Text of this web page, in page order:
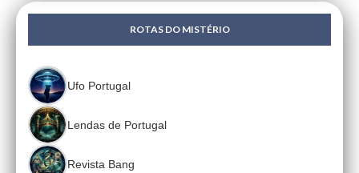
ROTAS DO MISTÉRIO
Ufo Portugal
Lendas de Portugal
Revista Bang